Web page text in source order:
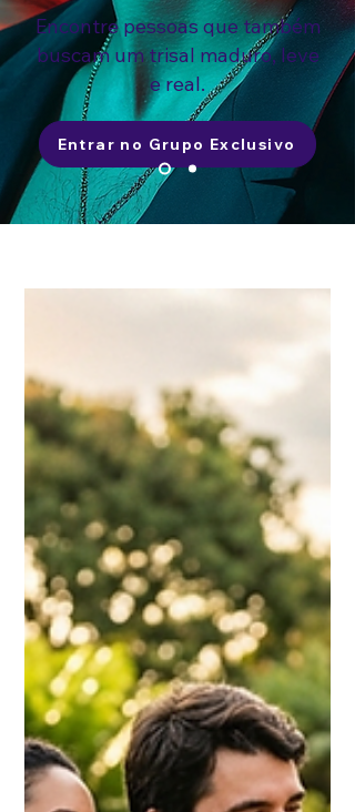
Encontre pessoas que também
buscam um trisal maduro, leve
e real.
Entrar no Grupo Exclusivo